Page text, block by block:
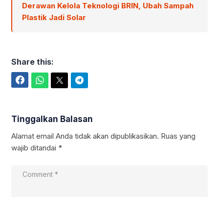
Derawan Kelola Teknologi BRIN, Ubah Sampah
Plastik Jadi Solar
Share this:
Tinggalkan Balasan
Alamat email Anda tidak akan dipublikasikan. Ruas yang
wajib ditandai *